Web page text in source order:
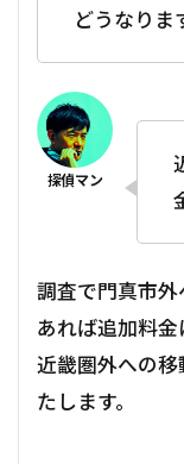
どうなりま
調査で門真市
あれば追加料金
近畿圏外への
たします。